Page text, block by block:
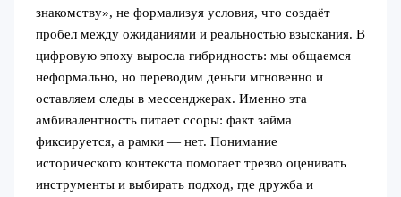
знакомству», не формализуя условия, что создаёт
пробел между ожиданиями и реальностью взыскания. В
цифровую эпоху выросла гибридность: мы общаемся
неформально, но переводим деньги мгновенно и
оставляем следы в мессенджерах. Именно эта
амбивалентность питает ссоры: факт займа
фиксируется, а рамки — нет. Понимание
исторического контекста помогает трезво оценивать
инструменты и выбирать подход, где дружба и